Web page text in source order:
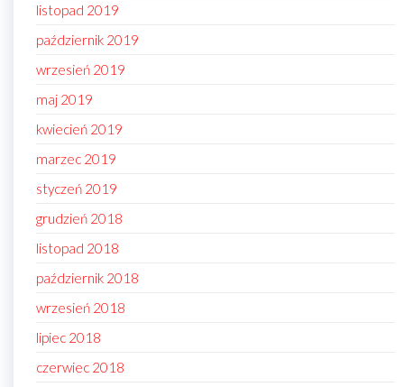
listopad 2019
październik 2019
wrzesień 2019
maj 2019
kwiecień 2019
marzec 2019
styczeń 2019
grudzień 2018
listopad 2018
październik 2018
wrzesień 2018
lipiec 2018
czerwiec 2018